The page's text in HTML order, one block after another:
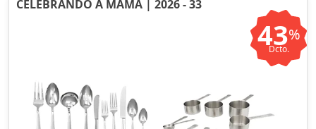
CELEBRANDO A MAMÁ | 2026 - 33
43%
Dcto.